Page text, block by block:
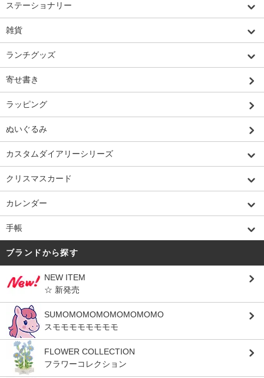
ステーショナリー
雑貨
ランチグッズ
寄せ書き
ラッピング
ぬいぐるみ
カスタムダイアリーシリーズ
クリスマスカード
カレンダー
手帳
ブランドから探す
NEW ITEM
☆ 新発売
SUMOMOMOMOMOMOMOMO
スモモモモモモモモ
FLOWER COLLECTION
フラワーコレクション